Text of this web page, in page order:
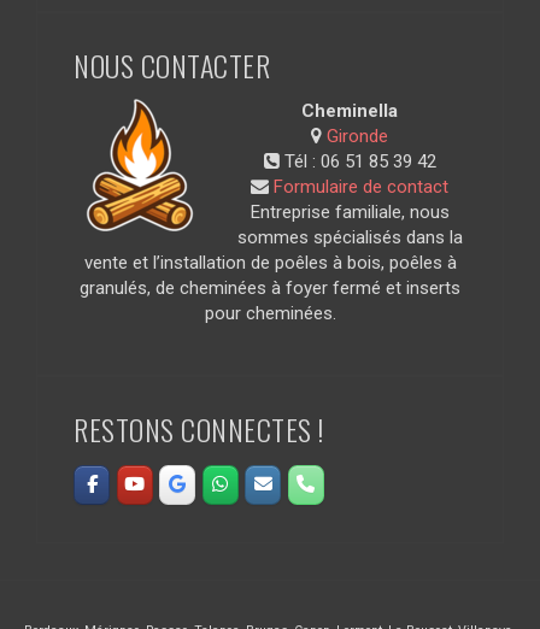
NOUS CONTACTER
Cheminella
Gironde
Tél : 06 51 85 39 42
Formulaire de contact
Entreprise familiale, nous
sommes spécialisés dans la
vente et l’installation de poêles à bois, poêles à
granulés, de cheminées à foyer fermé et inserts
pour cheminées.
RESTONS CONNECTES !